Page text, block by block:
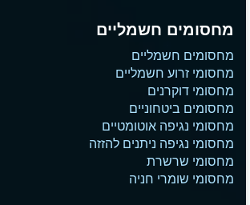
מחסומים חשמליים
מחסומים חשמליים
מחסומי זרוע חשמליים
מחסומי דוקרנים
מחסומים ביטחוניים
מחסומי נגיפה אוטומטיים
מחסומי נגיפה ניתנים להזזה
מחסומי שרשרת
מחסומי שומרי חניה